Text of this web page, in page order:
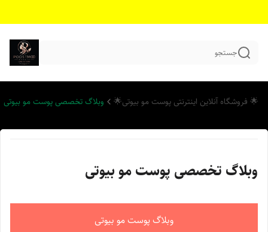
جستجو
🌟 فروشگاه آنلاین اینترنتی پوست مو بیوتی🌟 وبلاگ تخصصی پوست مو بیوتی
وبلاگ تخصصی پوست مو بیوتی
وبلاگ پوست مو بیوتی